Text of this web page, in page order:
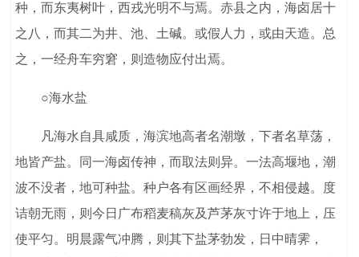
种，而东夷树叶，西戎光明不与焉。赤县之内，海卤居十
之八，而其二为井、池、土碱。或假人力，或由天造。总
之，一经舟车穷窘，则造物应付出焉。
○海水盐
凡海水自具咸质，海滨地高者名潮墩，下者名草荡，
地皆产盐。同一海卤传神，而取法则异。一法高堰地，潮
波不没者，地可种盐。种户各有区画经界，不相侵越。度
诘朝无雨，则今日广布稻麦稿灰及芦茅灰寸许于地上，压
使平匀。明晨露气冲腾，则其下盐茅勃发，日中晴霁，